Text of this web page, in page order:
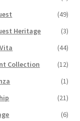
(49)
Heritage
(3)
(44)
Collection
(12)
(1)
(21)
(6)